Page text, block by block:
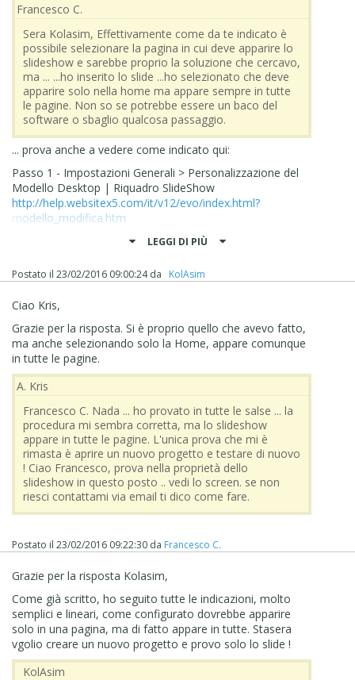
Francesco C.
Sera Kolasim, Effettivamente come da te indicato è
possibile selezionare la pagina in cui deve apparire lo
slideshow e sarebbe proprio la soluzione che cercavo,
ma ... ...ho inserito lo slide ...ho selezionato che deve
apparire solo nella home ma appare sempre in tutte
le pagine. Non so se potrebbe essere un baco del
software o sbaglio qualcosa passaggio.
... prova anche a vedere come indicato qui:
Passo 1 - Impostazioni Generali > Personalizzazione del
Modello Desktop | Riquadro SlideShow
http://help.websitex5.com/it/v12/evo/index.html?
modello_modifica.htm
Passo 3 - Creazione della Pagina > Funzioni comuni >
http://help.websitex5.com/it/v12/evo/finestra_effetti.htm
solo per la HOME, semplice...
.
ciao
LEGGI DI PIÙ
Postato il 23/02/2016 09:00:24da ‪ KolAsim ‪ ‪
Ciao Kris,
Grazie per la risposta. Si è proprio quello che avevo fatto,
ma anche selezionando solo la Home, appare comunque
in tutte le pagine.
A. Kris
Francesco C. Nada ... ho provato in tutte le salse ... la
procedura mi sembra corretta, ma lo slideshow
appare in tutte le pagine. L'unica prova che mi è
rimasta è aprire un nuovo progetto e testare di nuovo
! Ciao Francesco, prova nella proprietà dello
slideshow in questo posto .. vedi lo screen. se non
riesci contattami via email ti dico come fare.
Postato il 23/02/2016 09:22:30 da Francesco C.
Grazie per la risposta Kolasim,
Come già scritto, ho seguito tutte le indicazioni, molto
semplici e lineari, come configurato dovrebbe apparire
solo in una pagina, ma di fatto appare in tutte. Stasera
vgolio creare un nuovo progetto e provo solo lo slide !
‪ KolAsim ‪ ‪